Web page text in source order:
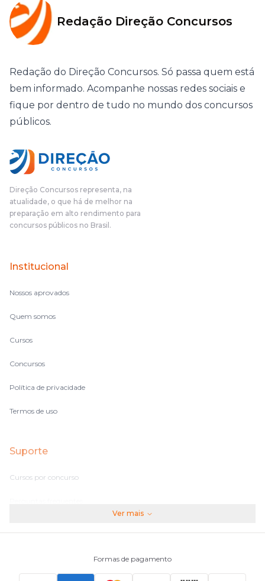
Redação Direção Concursos
Redação do Direção Concursos. Só passa quem está
bem informado. Acompanhe nossas redes sociais e
fique por dentro de tudo no mundo dos concursos
públicos.
Direção Concursos representa, na
atualidade, o que há de melhor na
preparação em alto rendimento para
concursos públicos no Brasil.
Institucional
Nossos aprovados
Quem somos
Cursos
Concursos
Política de privacidade
Termos de uso
Suporte
Cursos por concurso
Ver mais
Formas de pagamento